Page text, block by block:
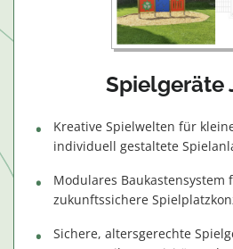
Spielgeräte
Kreative Spielwelten für
individuell gestaltete
Modulares Baukastensystem
zukunftssichere
Sichere, altersgerechte